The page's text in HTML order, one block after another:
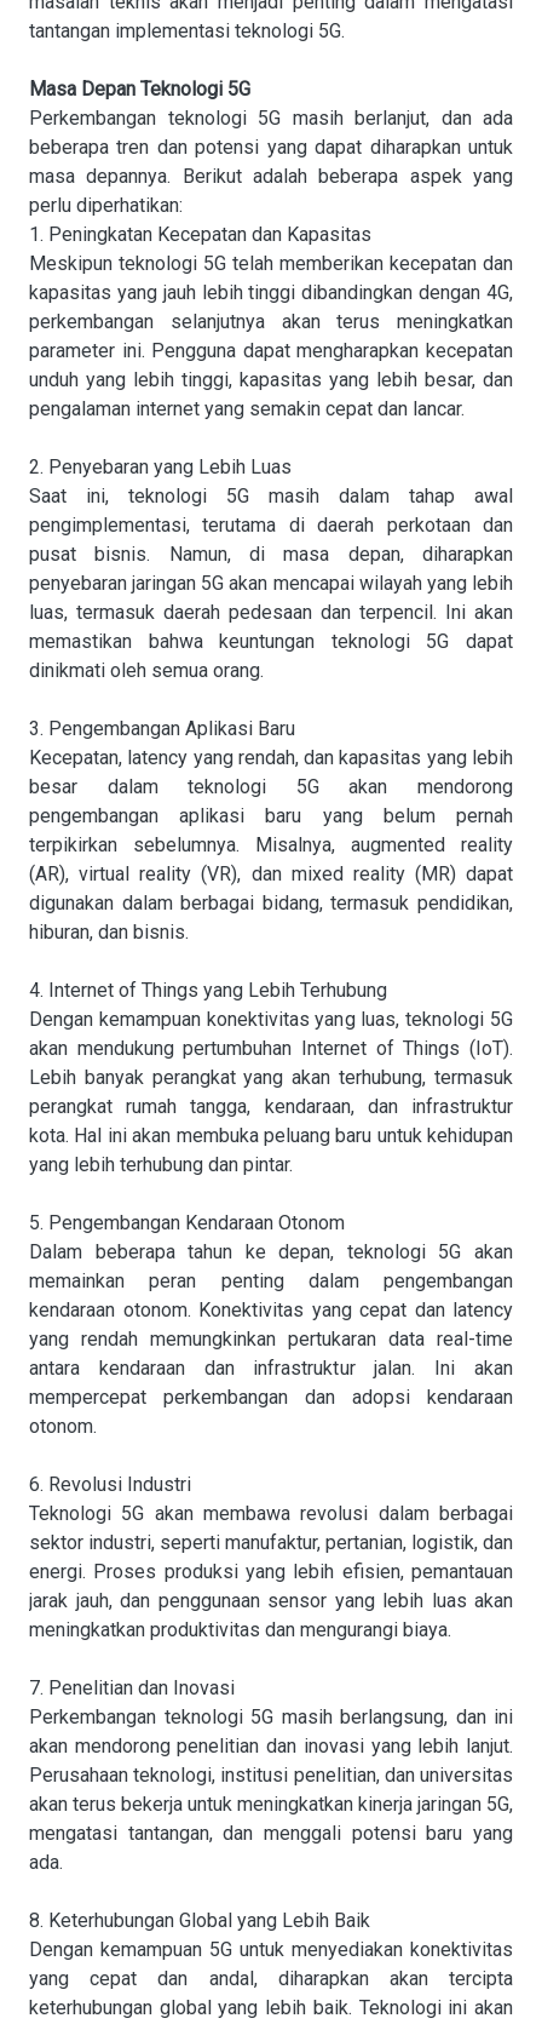
tantangan implementasi teknologi 5G.
Masa Depan Teknologi 5G
Perkembangan teknologi 5G masih berlanjut, dan ada
beberapa tren dan potensi yang dapat diharapkan untuk
masa depannya. Berikut adalah beberapa aspek yang
perlu diperhatikan:
1. Peningkatan Kecepatan dan Kapasitas
Meskipun teknologi 5G telah memberikan kecepatan dan
kapasitas yang jauh lebih tinggi dibandingkan dengan 4G,
perkembangan selanjutnya akan terus meningkatkan
parameter ini. Pengguna dapat mengharapkan kecepatan
unduh yang lebih tinggi, kapasitas yang lebih besar, dan
pengalaman internet yang semakin cepat dan lancar.
2. Penyebaran yang Lebih Luas
Saat ini, teknologi 5G masih dalam tahap awal
pengimplementasi, terutama di daerah perkotaan dan
pusat bisnis. Namun, di masa depan, diharapkan
penyebaran jaringan 5G akan mencapai wilayah yang lebih
luas, termasuk daerah pedesaan dan terpencil. Ini akan
memastikan bahwa keuntungan teknologi 5G dapat
dinikmati oleh semua orang.
3. Pengembangan Aplikasi Baru
Kecepatan, latency yang rendah, dan kapasitas yang lebih
besar dalam teknologi 5G akan mendorong
pengembangan aplikasi baru yang belum pernah
terpikirkan sebelumnya. Misalnya, augmented reality
(AR), virtual reality (VR), dan mixed reality (MR) dapat
digunakan dalam berbagai bidang, termasuk pendidikan,
hiburan, dan bisnis.
4. Internet of Things yang Lebih Terhubung
Dengan kemampuan konektivitas yang luas, teknologi 5G
akan mendukung pertumbuhan Internet of Things (IoT).
Lebih banyak perangkat yang akan terhubung, termasuk
perangkat rumah tangga, kendaraan, dan infrastruktur
kota. Hal ini akan membuka peluang baru untuk kehidupan
yang lebih terhubung dan pintar.
5. Pengembangan Kendaraan Otonom
Dalam beberapa tahun ke depan, teknologi 5G akan
memainkan peran penting dalam pengembangan
kendaraan otonom. Konektivitas yang cepat dan latency
yang rendah memungkinkan pertukaran data real-time
antara kendaraan dan infrastruktur jalan. Ini akan
mempercepat perkembangan dan adopsi kendaraan
otonom.
6. Revolusi Industri
Teknologi 5G akan membawa revolusi dalam berbagai
sektor industri, seperti manufaktur, pertanian, logistik, dan
energi. Proses produksi yang lebih efisien, pemantauan
jarak jauh, dan penggunaan sensor yang lebih luas akan
meningkatkan produktivitas dan mengurangi biaya.
7. Penelitian dan Inovasi
Perkembangan teknologi 5G masih berlangsung, dan ini
akan mendorong penelitian dan inovasi yang lebih lanjut.
Perusahaan teknologi, institusi penelitian, dan universitas
akan terus bekerja untuk meningkatkan kinerja jaringan 5G,
mengatasi tantangan, dan menggali potensi baru yang
ada.
8. Keterhubungan Global yang Lebih Baik
Dengan kemampuan 5G untuk menyediakan konektivitas
yang cepat dan andal, diharapkan akan tercipta
keterhubungan global yang lebih baik. Teknologi ini akan